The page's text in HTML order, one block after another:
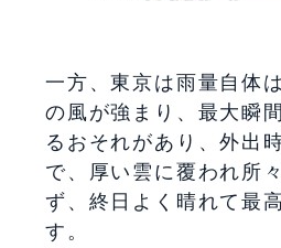
一方、東京は雨量自体
の風が強まり、最大瞬
るおそれがあり、外出
で、厚い雲に覆われ所
ず、終日よく晴れて最
す。